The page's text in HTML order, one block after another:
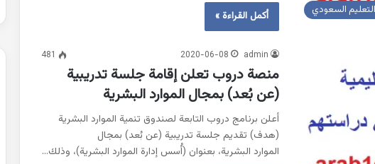
التعليم السعودي
أكمل القراءة »
admin
2020-06-08
481
منصة دروب تعلن إقامة جلسة تدريبية
(عن بُعد) بمجال الموارد البشرية
أعلن برنامج دروب التابعة لصندوق تنمية الموارد البشرية
(هدف) تقديم جلسة تدريبية (عن بُعد) بمجال
الموارد البشرية، بعنوان (أُسس إدارة الموارد البشرية)، وذلك…